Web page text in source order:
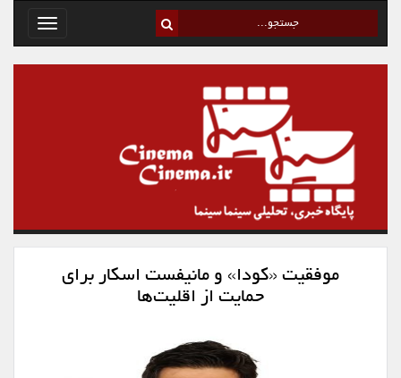
Toggle
موفقیت «کودا» و مانیفست اسکار برای
حمایت از اقلیت‌ها